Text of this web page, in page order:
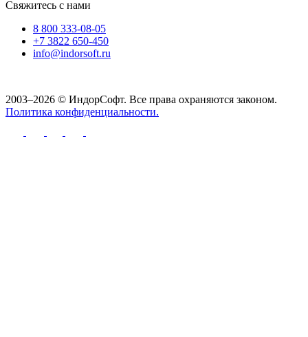
Свяжитесь с нами
8 800 333-08-05
+7 3822 650-450
info@indorsoft.ru
2003–2026 © ИндорСофт. Все права охраняются законом.
Политика конфиденциальности.